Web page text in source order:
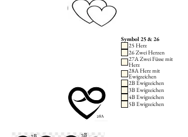
Symbol 25 & 26
25 Herz
26 Zwei Herzen
27A Zwei Füsse mit
Herz
28A Herz mit
Ewigzeichen
2B Ewigzeichen
3B Ewigzeichen
4B Ewigzeichen
5B Ewigzeichen